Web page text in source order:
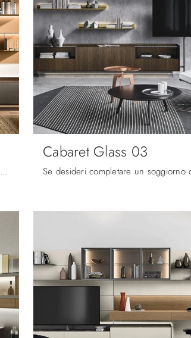
Se desideri mobili giorno e pareti attrezzate moderne, scegli il modello Cabaret Glass 04 di Sangiacomo: clicca e ottieni informazioni!
Cabaret Glass 03